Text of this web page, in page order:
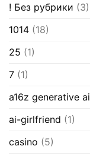
! Без рубрики (3)
1014 (18)
25 (1)
7 (1)
a16z generative ai
ai-girlfriend (1)
casino (5)